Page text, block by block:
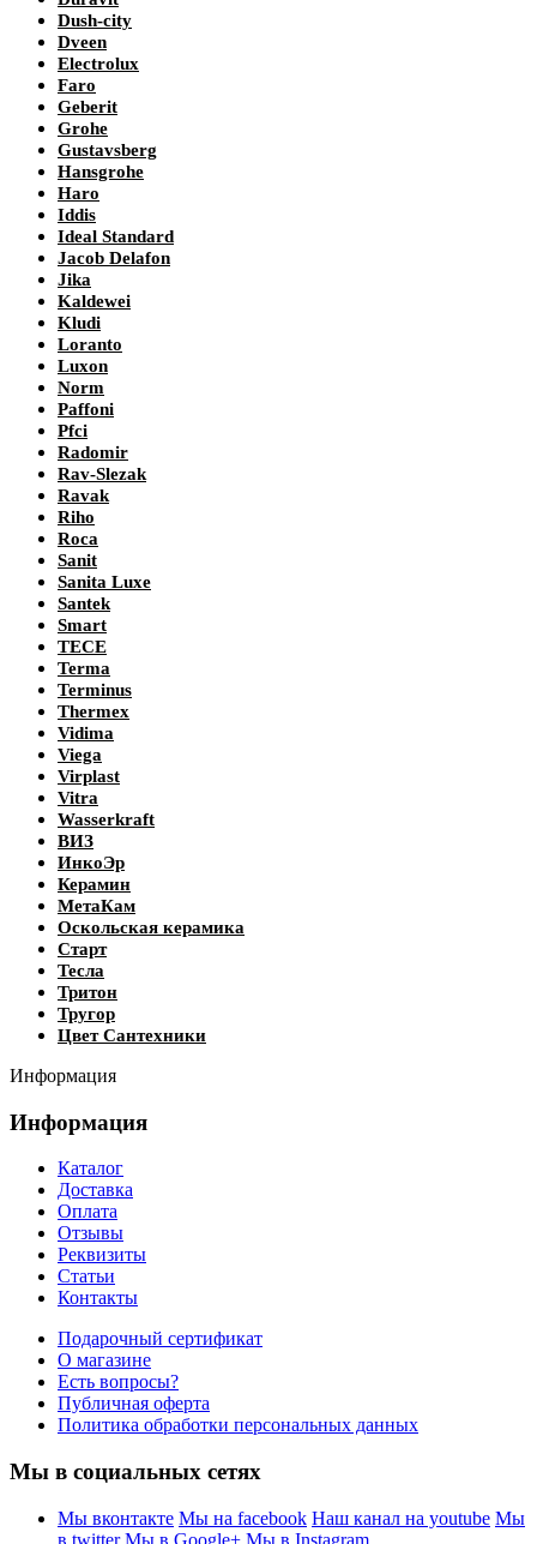
Dush-city
Dveen
Electrolux
Faro
Geberit
Grohe
Gustavsberg
Hansgrohe
Haro
Iddis
Ideal Standard
Jacob Delafon
Jika
Kaldewei
Kludi
Loranto
Luxon
Norm
Paffoni
Pfci
Radomir
Rav-Slezak
Ravak
Riho
Roca
Sanit
Sanita Luxe
Santek
Smart
TECE
Terma
Terminus
Thermex
Vidima
Viega
Virplast
Vitra
Wasserkraft
ВИЗ
ИнкоЭр
Керамин
МетаКам
Оскольская керамика
Старт
Тесла
Тритон
Тругор
Цвет Сантехники
Информация
Информация
Каталог
Доставка
Оплата
Отзывы
Реквизиты
Статьи
Контакты
Подарочный сертификат
О магазине
Есть вопросы?
Публичная оферта
Политика обработки персональных данных
Мы в социальных сетях
Мы вконтакте Мы на facebook Наш канал на youtube Мы
в twitter Мы в Google+ Мы в Instagram